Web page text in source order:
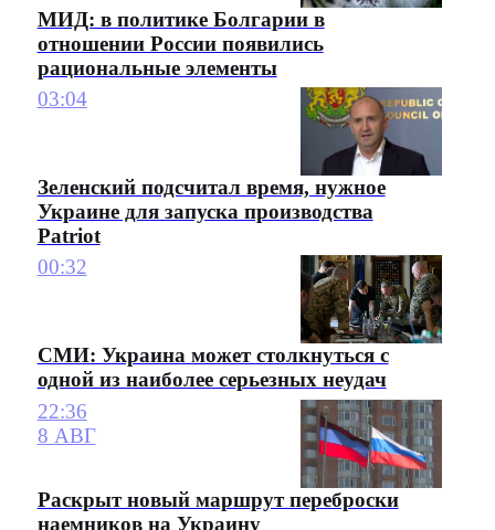
МИД: в политике Болгарии в
отношении России появились
рациональные элементы
03:04
Зеленский подсчитал время, нужное
Украине для запуска производства
Patriot
00:32
СМИ: Украина может столкнуться с
одной из наиболее серьезных неудач
22:36
8 АВГ
Раскрыт новый маршрут переброски
наемников на Украину